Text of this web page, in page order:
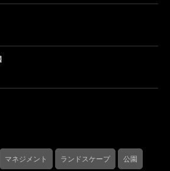
マネジメント ランドスケープ 公園